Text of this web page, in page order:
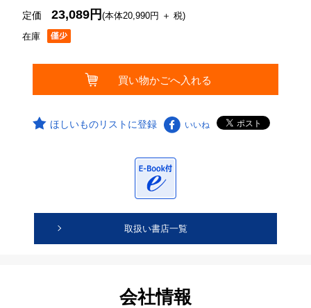
在庫
定価23,089円(本体20,990円 ＋ 税)
ほしいものリストに登録 いいね
取扱い書店一覧
会社情報